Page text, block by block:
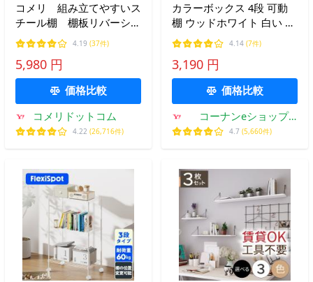
コメリ 組み立てやすいス
チール棚 棚板リバーシブ
ル 幅１２０×奥行４０×
高さ１８３ｃｍ
4.19 (37件)
5,980 円
価格比較
コメリドットコム
4.22 (26,716件)
カラーボックス 4段 可動
棚 ウッドホワイト 白い 木
目調 スリム おしゃれ 収納
A4 本棚 キッチン リビング
おもちゃ 本棚 漫画 文庫本
収納 LIFELEX
4.14 (7件)
3,190 円
価格比較
コーナンeショップ
Yahoo!ショッピング店
4.7 (5,660件)